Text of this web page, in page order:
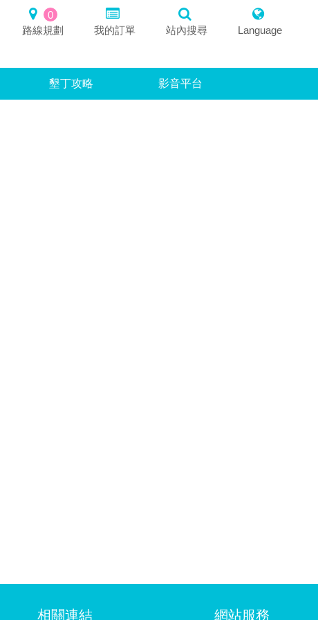
0
路線規劃
我的訂單 站內搜尋 Language
墾丁攻略 影音平台
相關連結 網站服務